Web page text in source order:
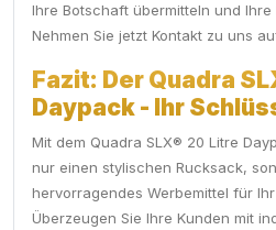
Ihre Botschaft übermitteln und Ihre
Nehmen Sie jetzt Kontakt zu uns
Fazit: Der Quadra
Daypack - Ihr
Mit dem Quadra SLX® 20 Litre
nur einen stylischen Rucksack,
hervorragendes Werbemittel für
Überzeugen Sie Ihre Kunden mit